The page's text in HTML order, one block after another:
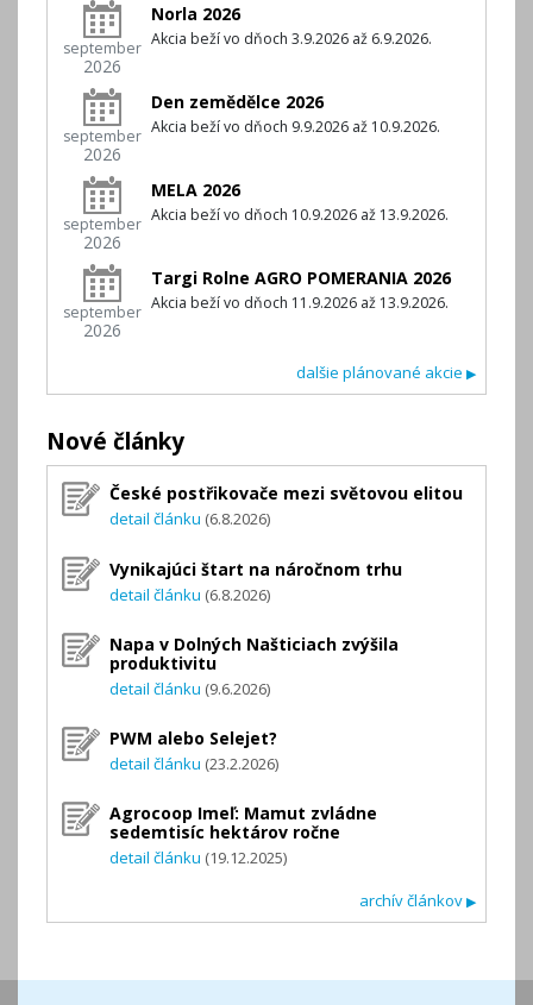
september
2026
Norla 2026
Akcia beží vo dňoch 3.9.2026 až 6.9.2026.
september
2026
Den zemědělce 2026
Akcia beží vo dňoch 9.9.2026 až 10.9.2026.
september
2026
MELA 2026
Akcia beží vo dňoch 10.9.2026 až 13.9.2026.
september
2026
Targi Rolne AGRO POMERANIA 2026
Akcia beží vo dňoch 11.9.2026 až 13.9.2026.
dalšie plánované akcie ▶
Nové články
České postřikovače mezi světovou elitou
detail článku (6.8.2026)
Vynikajúci štart na náročnom trhu
detail článku (6.8.2026)
Napa v Dolných Našticiach zvýšila
produktivitu
detail článku (9.6.2026)
PWM alebo Selejet?
detail článku (23.2.2026)
Agrocoop Imeľ: Mamut zvládne
sedemtisíc hektárov ročne
detail článku (19.12.2025)
archív článkov ▶